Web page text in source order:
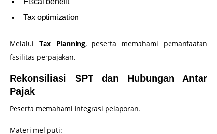
Tax optimization
Melalui Tax Planning, peserta memahami pemanfaatan
fasilitas perpajakan.
Rekonsiliasi SPT dan Hubungan Antar
Pajak
Peserta memahami integrasi pelaporan.
Materi meliputi: